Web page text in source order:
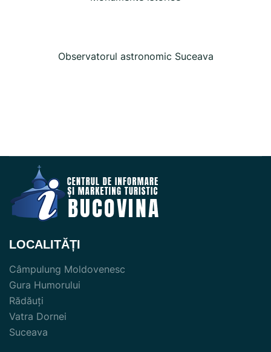
Observatorul astronomic Suceava
LOCALITĂȚI
Câmpulung Moldovenesc
Gura Humorului
Rădăuți
Vatra Dornei
Suceava